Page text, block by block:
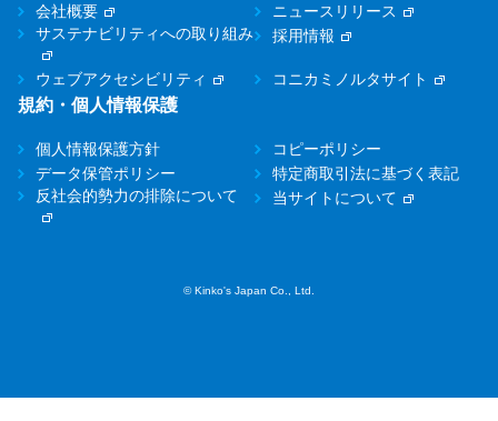
会社概要
ニュースリリース
サステナビリティへの取り組み
採用情報
ウェブアクセシビリティ コニカミノルタサイト
規約・個人情報保護
個人情報保護方針
コピーポリシー
データ保管ポリシー
特定商取引法に基づく表記
反社会的勢力の排除について
当サイトについて
© Kinko's Japan Co., Ltd.